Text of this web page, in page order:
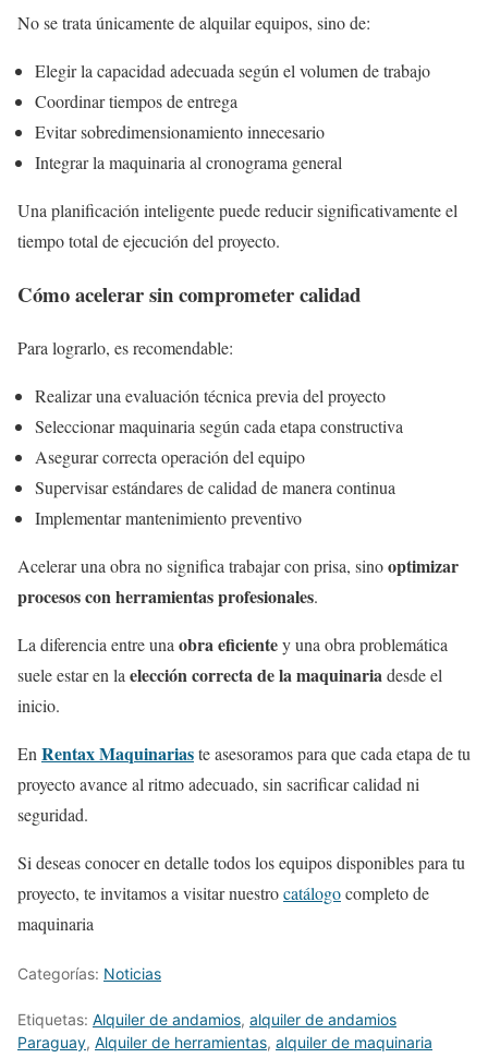
No se trata únicamente de alquilar equipos, sino de:
Elegir la capacidad adecuada según el volumen de trabajo
Coordinar tiempos de entrega
Evitar sobredimensionamiento innecesario
Integrar la maquinaria al cronograma general
Una planificación inteligente puede reducir significativamente el
tiempo total de ejecución del proyecto.
Cómo acelerar sin comprometer calidad
Para lograrlo, es recomendable:
Realizar una evaluación técnica previa del proyecto
Seleccionar maquinaria según cada etapa constructiva
Asegurar correcta operación del equipo
Supervisar estándares de calidad de manera continua
Implementar mantenimiento preventivo
Acelerar una obra no significa trabajar con prisa, sinooptimizar
procesos con herramientas profesionales.
La diferencia entre una obra eficientey una obra problemática
suele estar en la elección correcta de la maquinariadesde el
inicio.
En Rentax Maquinariaste asesoramos para que cada etapa de tu
proyecto avance al ritmo adecuado, sin sacrificar calidad ni
seguridad.
Si deseas conocer en detalle todos los equipos disponibles para tu
proyecto, te invitamos a visitar nuestrocatálogocompleto de
maquinaria
Categorías: Noticias
Etiquetas: Alquiler de andamios, alquiler de andamios
Paraguay, Alquiler de herramientas, alquiler de maquinaria